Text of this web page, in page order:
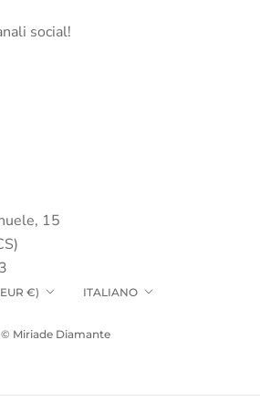
social!
15
€) Lingua
ITALIANO
© Miriade Diamante